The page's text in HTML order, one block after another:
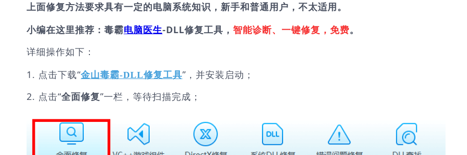
上面修复方法要求具有一定的电脑系统知识，新手和普通用户，不太适用。
小编在这里推荐：毒霸电脑医生-DLL修复工具， 智能诊断、一键修复，免费。
详细操作如下：
1. 点击下载“金山毒霸-DLL修复工具”，并安装启动；
2. 点击“全面修复”一栏，等待扫描完成；